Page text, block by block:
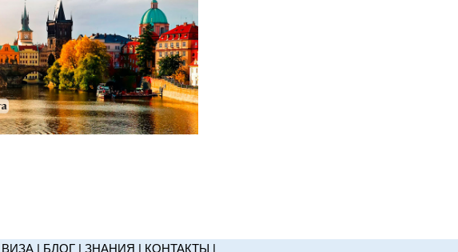
ВИЗА | БЛОГ | ЗНАНИЯ | КОНТАКТЫ |